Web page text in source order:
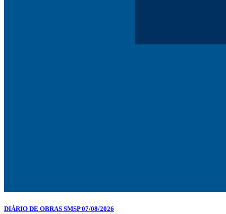
DIÁRIO DE OBRAS SMSP 07/08/2026